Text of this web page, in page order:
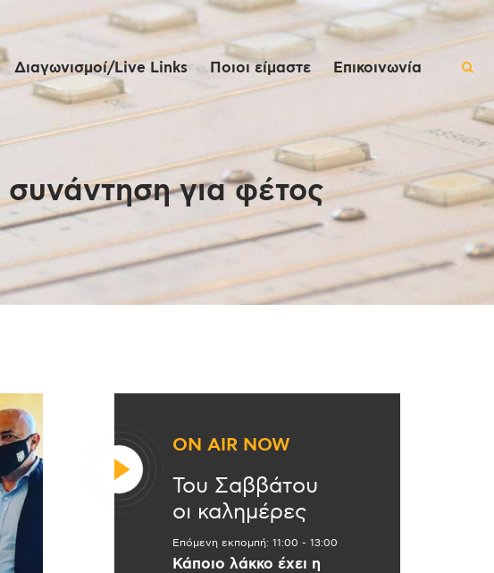
Διαγωνισμοί/Live Links Ποιοι είμαστε Επικοινωνία
συνάντηση για φέτος
ON AIR NOW
Του Σαββάτου
οι καλημέρες
Επόμενη εκπομπή: 11:00 - 13:00
Κάποιο λάκκο έχει η